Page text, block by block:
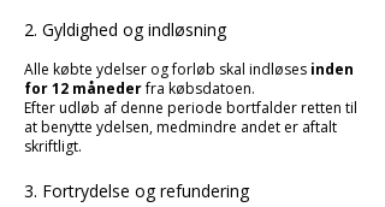
2. Gyldighed og indløsning
Alle købte ydelser og forløb skal indløses inden
for 12 månederfra købsdatoen.
Efter udløb af denne periode bortfalder retten til
at benytte ydelsen, medmindre andet er aftalt
skriftligt.
3. Fortrydelse og refundering